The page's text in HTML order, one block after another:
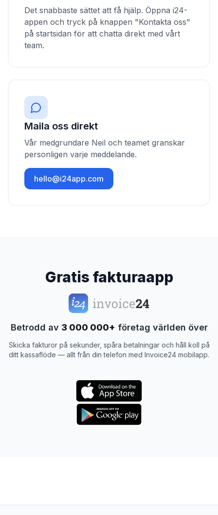
Det snabbaste sättet att få hjälp. Öppna i24-
appen och tryck på knappen "Kontakta oss"
på startsidan för att chatta direkt med vårt
team.
Maila oss direkt
Vår medgrundare Neil och teamet granskar
personligen varje meddelande.
hello@i24app.com
Gratis fakturaapp
Betrodd av 3 000 000+ företag världen över
Skicka fakturor på sekunder, spåra betalningar och håll koll på
ditt kassaflöde — allt från din telefon med Invoice24 mobilapp.